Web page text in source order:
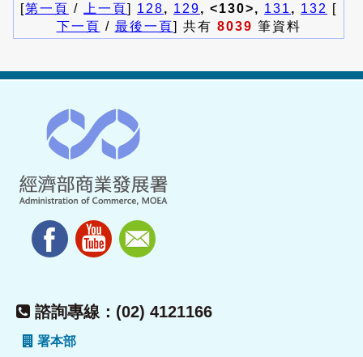
[第一頁 / 上一頁] 128, 129, <130>, 131 , 132
[
下一頁 / 最後一頁] 共有 8039 筆資料
諮詢專線：(02) 4121166
署本部